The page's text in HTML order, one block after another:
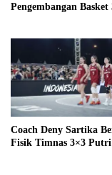
Pengembangan Basket
Coach Deny Sartika
Fisik Timnas 3×3 Putri